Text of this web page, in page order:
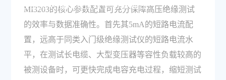
数优势可提升测试效率与准确性？
MI3203的核心参数配置可充分保障高压绝缘测试
的效率与数据准确性。首先其5mA的短路电流配
置，远高于同类入门级绝缘测试仪的短路电流水
平，在测试长电缆、大型变压器等容性负载较高的
被测设备时，可更快完成电容充电过程，缩短测试